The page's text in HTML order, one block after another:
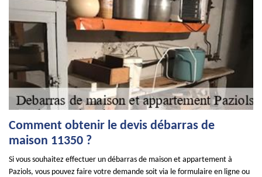
Comment obtenir le devis débarras de
maison 11350 ?
Si vous souhaitez effectuer un débarras de maison et appartement à
Paziols, vous pouvez faire votre demande soit via le formulaire en ligne ou